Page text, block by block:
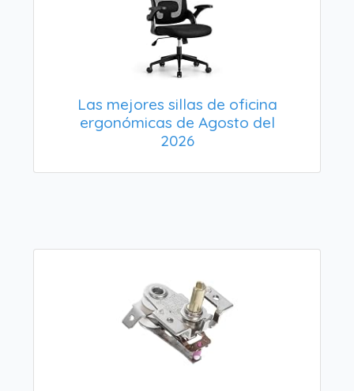
Las mejores sillas de oficina
ergonómicas de Agosto del
2026